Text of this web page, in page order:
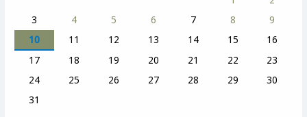
3
4 5 6 7 8
9
10
11 12 13 14 15
16
17
18 19 20 21 22
23
24
25 26 27 28 29
30
31